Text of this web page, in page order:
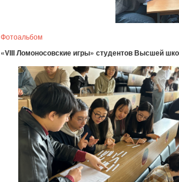
Фотоальбом
«VIII Ломоносовские игры» студентов Высшей